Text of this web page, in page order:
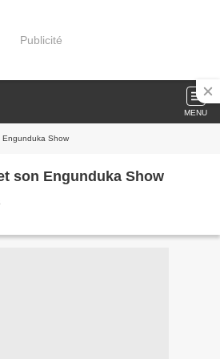
Publicité
MENU
Engunduka Show
son Engunduka Show